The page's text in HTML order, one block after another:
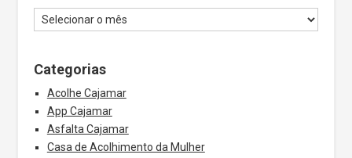
Categorias
Acolhe Cajamar
App Cajamar
Asfalta Cajamar
Casa de Acolhimento da Mulher